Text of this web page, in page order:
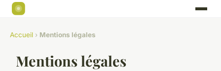
Accueil › Mentions légales
Mentions légales